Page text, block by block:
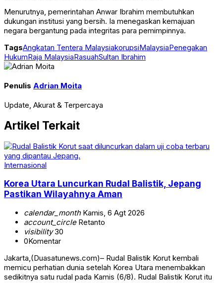
Menurutnya, pemerintahan Anwar Ibrahim membutuhkan
dukungan institusi yang bersih. Ia menegaskan kemajuan
negara bergantung pada integritas para pemimpinnya.
TagsAngkatan Tentera MalaysiakorupsiMalaysiaPenegakan
HukumRaja MalaysiaRasuahSultan Ibrahim
Penulis Adrian Moita
Update, Akurat & Terpercaya
Artikel Terkait
Internasional
Korea Utara Luncurkan Rudal Balistik, Jepang
Pastikan Wilayahnya Aman
calendar_monthKamis, 6 Agt 2026
account_circleRetanto
visibility30
0Komentar
Jakarta,(Duasatunews.com)– Rudal Balistik Korut kembali
memicu perhatian dunia setelah Korea Utara menembakkan
sedikitnya satu rudal pada Kamis (6/8). Rudal Balistik Korut itu